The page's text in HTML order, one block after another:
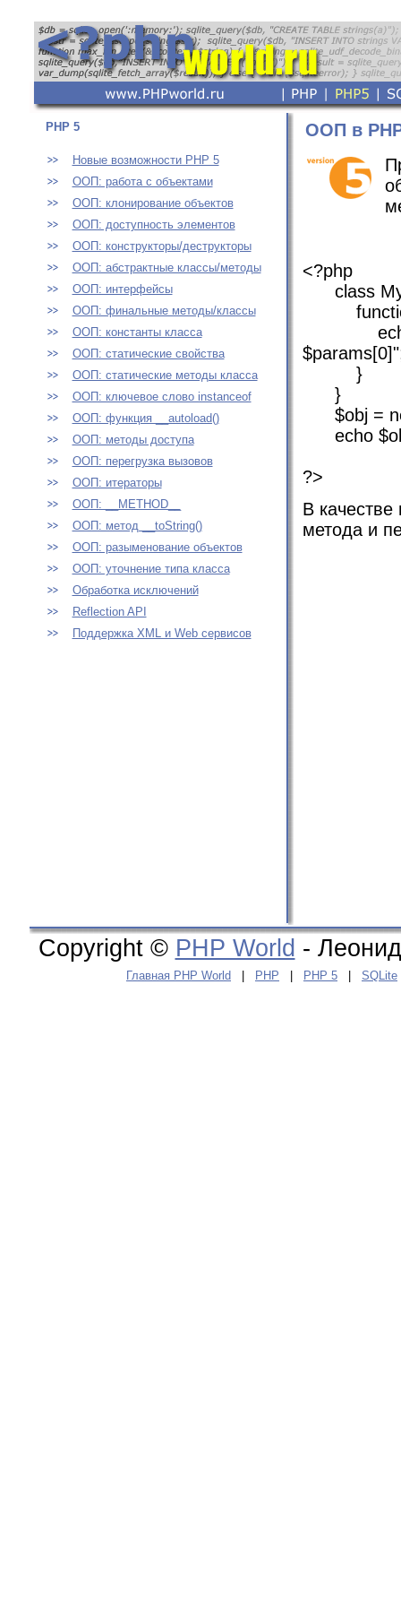
PHP 5
Новые возможности PHP 5
ООП: работа с объектами
ООП: клонирование объектов
ООП: доступность элементов
ООП: конструкторы/деструкторы
ООП: абстрактные классы/методы
ООП: интерфейсы
ООП: финальные методы/классы
ООП: константы класса
ООП: статические свойства
ООП: статические методы класса
ООП: ключевое слово instanceof
ООП: функция __autoload()
ООП: методы доступа
ООП: перегрузка вызовов
ООП: итераторы
ООП: __METHOD__
ООП: метод __toString()
ООП: разыменование объектов
ООП: уточнение типа класса
Обработка исключений
Reflection API
Поддержка XML и Web сервисов
ООП в
<?php
class
echo
}
}
$obj =
echo
?>
В
метода и
Copyright © PHP World -
Главная PHP World PHP PHP 5 SQLite